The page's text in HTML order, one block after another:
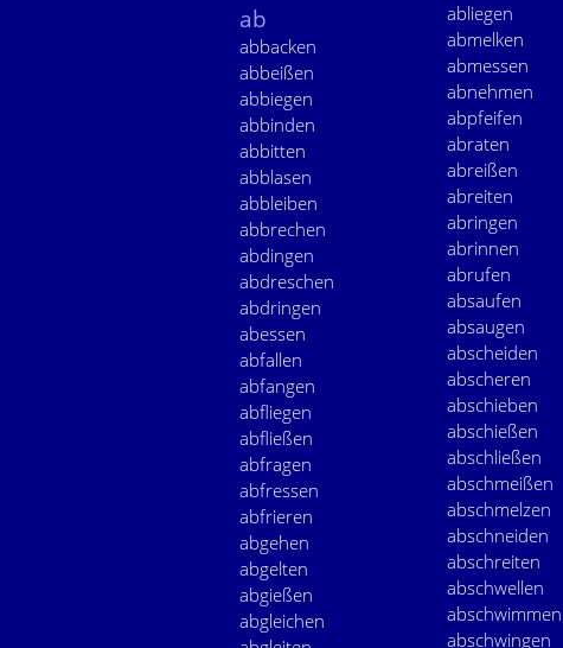
ab
abbacken
abbeißen
abbiegen
abbinden
abbitten
abblasen
abbleiben
abbrechen
abdingen
abdreschen
abdringen
abessen
abfallen
abfangen
abfliegen
abfließen
abfragen
abfressen
abfrieren
abgehen
abgelten
abgießen
abgleichen
abliegen
abmelken
abmessen
abnehmen
abpfeifen
abraten
abreißen
abreiten
abringen
abrinnen
abrufen
absaufen
absaugen
abscheiden
abscheren
abschieben
abschießen
abschließen
abschmeißen
abschmelzen
abschneiden
abschreiten
abschwellen
abschwimmen
abschwingen